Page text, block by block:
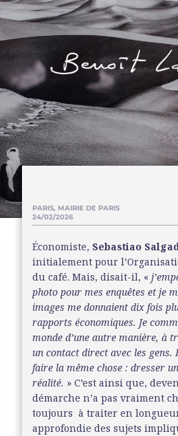
PARIS, MAIRIE DE PARIS
24/02/2026
Économiste, Sebastiao
initialement pour
du café. Mais, disait-il, «
photo pour mes enquêtes et je
images me donnaient dix fois
rapports économiques. Je
monde d’une autre manière, à
un contact direct avec les gens.
faire la même chose : dresser
réalité. » C’est ainsi que,
démarche n’a pas vraiment
toujours à traiter en
approfondie des sujets